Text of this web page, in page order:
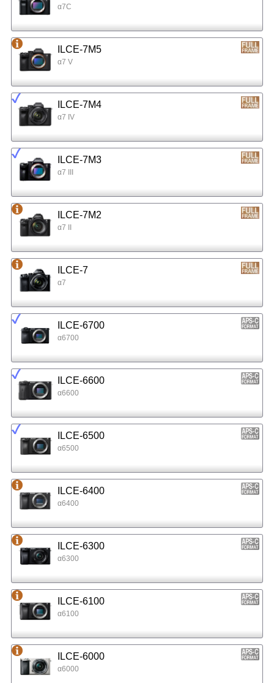
α7C
ILCE-7M5
α7 V
ILCE-7M4
α7 IV
ILCE-7M3
α7 III
ILCE-7M2
α7 II
ILCE-7
α7
ILCE-6700
α6700
ILCE-6600
α6600
ILCE-6500
α6500
ILCE-6400
α6400
ILCE-6300
α6300
ILCE-6100
α6100
ILCE-6000
α6000